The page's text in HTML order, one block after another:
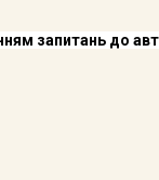
запитань до